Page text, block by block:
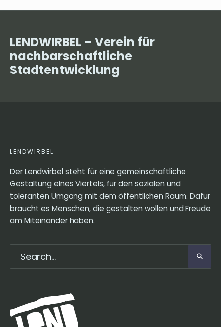
LENDWIRBEL – Verein für
nachbarschaftliche
Stadtentwicklung
LENDWIRBEL
Der Lendwirbel steht für eine gemeinschaftliche
Gestaltung eines Viertels, für den sozialen und
toleranten Umgang mit dem öffentlichen Raum. Dafür
braucht es Menschen, die gestalten wollen und Freude
am Miteinander haben.